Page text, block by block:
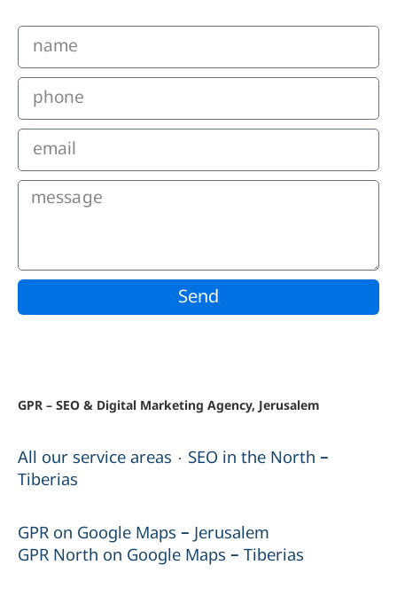
Send
GPR – SEO & Digital Marketing Agency, Jerusalem
All our service areas · SEO in the North –
Tiberias
GPR on Google Maps – Jerusalem
GPR North on Google Maps – Tiberias